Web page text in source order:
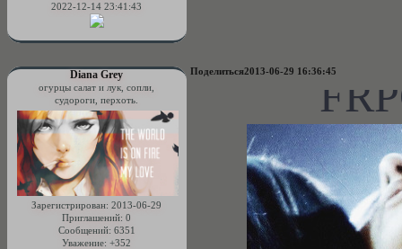
2022-12-14 23:41:43
Поделиться2013-06-29 16:36:45
Diana Grey
огурцы салат и лук, сопли,
судороги, перхоть.
Зарегистрирован: 2013-06-29
Приглашений: 0
Сообщений: 6351
Уважение: +352